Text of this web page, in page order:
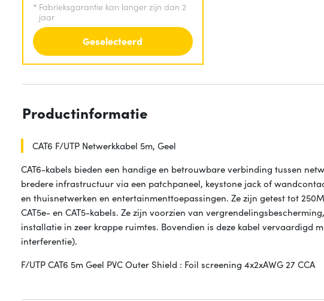
* Fabrieksgarantie kan langer zijn dan 2
jaar
Geselecteerd
Productinformatie
CAT6 F/UTP Netwerkkabel 5m, Geel
CAT6-kabels bieden een handige en betrouwbare verbinding tussen
bredere infrastructuur via een patchpaneel, keystone jack of
en thuisnetwerken en entertainmenttoepassingen. Ze zijn getest tot
CAT5e- en CAT5-kabels. Ze zijn voorzien van
installatie in zeer krappe ruimtes. Bovendien is deze kabel vervaardigd
interferentie).
F/UTP CAT6 5m Geel PVC Outer Shield : Foil screening 4x2xAWG 27 CCA